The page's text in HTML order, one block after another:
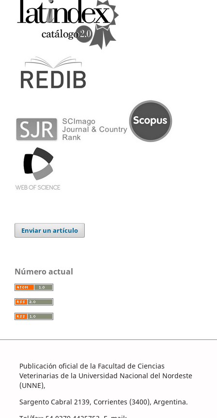
Enviar un artículo
Número actual
Publicación oficial de la Facultad de Ciencias
Veterinarias de la Universidad Nacional del Nordeste
(UNNE),
Sargento Cabral 2139, Corrientes (3400), Argentina.